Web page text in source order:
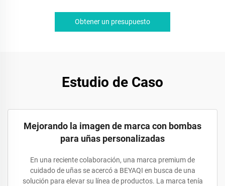
Obtener un presupuesto
Estudio de Caso
Mejorando la imagen de marca con bombas
para uñas personalizadas
En una reciente colaboración, una marca premium de
cuidado de uñas se acercó a BEYAQI en busca de una
solución para elevar su línea de productos. La marca tenía